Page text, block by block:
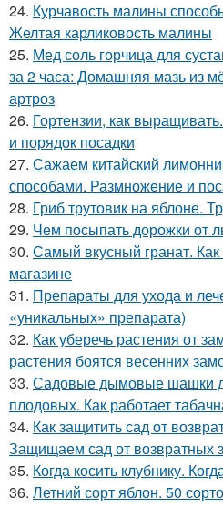
24. Курчавость малины
Желтая карликовость малины
25. Мед соль горчица для
за 2 часа: Домашняя мазь из
артроз
26. Гортензии, как
и порядок посадки
27. Сажаем китайский
способами. Размножение и
28. Гриб трутовик на яблоне.
29. Чем посыпать дорожки от
30. Самый вкусный гранат.
магазине
31. Препараты для ухода и
«уникальных» препарата)
32. Как уберечь растения от
растения боятся весенних
33. Садовые дымовые шашки
плодовых. Как работает
34. Как защитить сад от
Защищаем сад от возвратных
35. Когда косить клубнику.
36. Летний сорт яблон. 50